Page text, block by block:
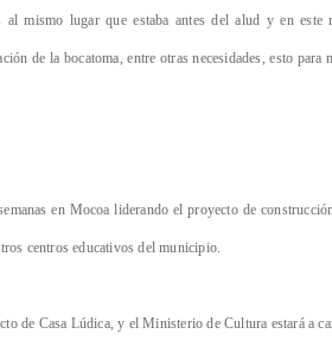
mismo lugar que estaba antes del alud y en este
de la bocatoma, entre otras necesidades, esto
en Mocoa liderando el proyecto de
centros educativos del municipio.
de Casa Lúdica, y el Ministerio de Cultura estará a